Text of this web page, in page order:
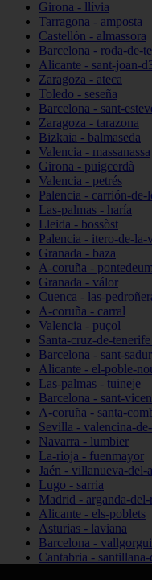
Girona - llívia
Tarragona - amposta
Castellón - almassora
Barcelona - roda-de-
Alicante - sant-joan-
Zaragoza - ateca
Toledo - seseña
Barcelona - sant-
Zaragoza - tarazona
Bizkaia - balmaseda
Valencia - massanassa
Girona - puigcerdà
Valencia - petrés
Palencia - carrión-de-
Las-palmas - haría
Lleida - bossòst
Palencia - itero-de-la-
Granada - baza
A-coruña -
Granada - válor
Cuenca - las-
A-coruña - carral
Valencia - puçol
Santa-cruz-de-
Barcelona - sant-
Alicante - el-poble-
Las-palmas - tuineje
Barcelona - sant-
A-coruña - santa-
Sevilla - valencina-
Navarra - lumbier
La-rioja - fuenmayor
Jaén - villanueva-del-
Lugo - sarria
Madrid - arganda-
Alicante - els-poblets
Asturias - laviana
Barcelona -
Cantabria -